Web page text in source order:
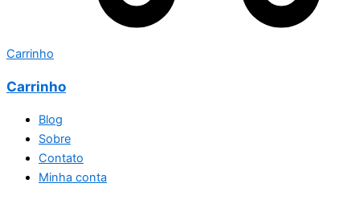
Carrinho
Carrinho
Blog
Sobre
Contato
Minha conta